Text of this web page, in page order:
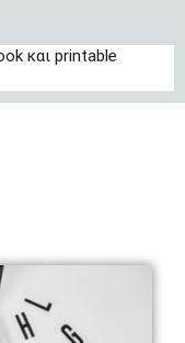
και printable